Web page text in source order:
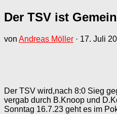
Der TSV ist
von Andreas Möller · 17. Juli
Der TSV wird,nach 8:0 Sieg
vergab durch B.Knoop und
Sonntag 16.7.23 geht es im